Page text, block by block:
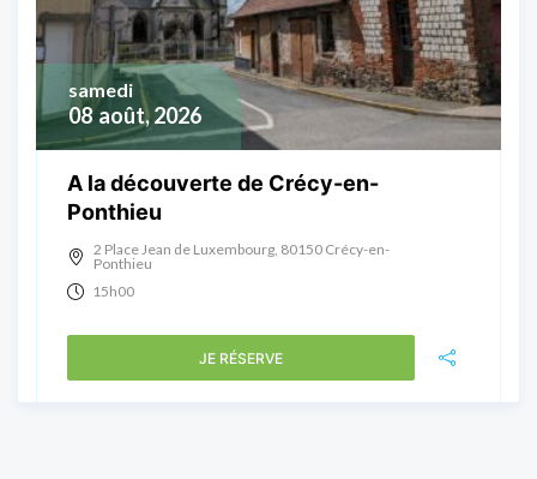
08 août, 2026
samedi
A la découverte de Crécy-en-
Ponthieu
2 Place Jean de Luxembourg, 80150 Crécy-en-
Ponthieu
15h00
JE RÉSERVE